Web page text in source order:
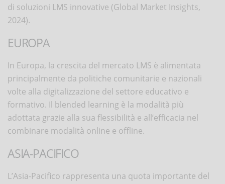
di soluzioni LMS innovative (Global Market Insights,
2024).
EUROPA
In Europa, la crescita del mercato LMS è alimentata
principalmente da politiche comunitarie e nazionali
volte alla digitalizzazione del settore educativo e
formativo. Il blended learning è la modalità più
adottata grazie alla sua flessibilità e all’efficacia nel
combinare modalità online e offline.
ASIA-PACIFICO
L’Asia-Pacifico rappresenta una quota importante del